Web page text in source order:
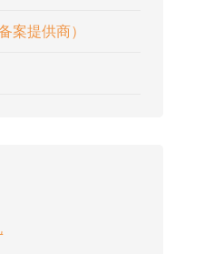
案提供商）